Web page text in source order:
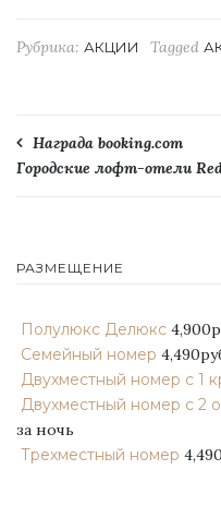
Рубрика: АКЦИИ Tagged
Навигация
по
Награда booking.com
Городские лофт-отели
РАЗМЕЩЕНИЕ
Полулюкс Делюкс
Семейный номер
Двухместный номер с 1
Двухместный номер с 2
за ночь
Трехместный номер